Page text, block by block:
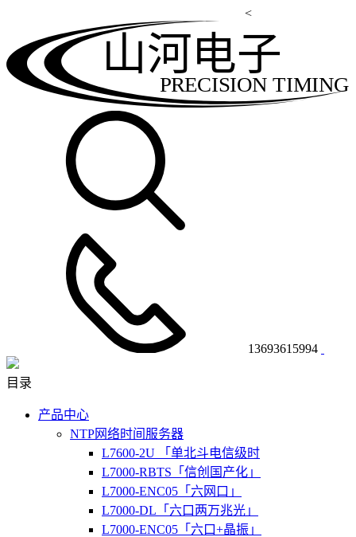
<
PRECISION TIMING
山河电子
13693615994
目录
产品中心
NTP网络时间服务器
L7600-2U 「单北斗电信级时
L7000-RBTS「信创国产化」
L7000-ENC05「六网口」
L7000-DL「六口两万兆光」
L7000-ENC05「六口+晶振」